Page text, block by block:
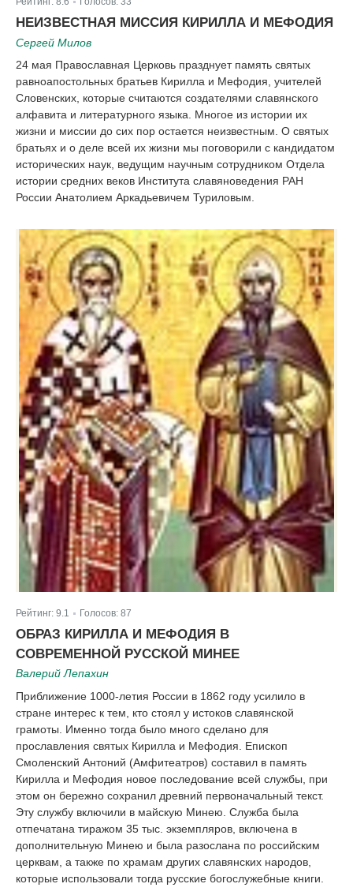
НЕИЗВЕСТНАЯ МИССИЯ КИРИЛЛА И МЕФОДИЯ
Сергей Милов
24 мая Православная Церковь празднует память святых
равноапостольных братьев Кирилла и Мефодия, учителей
Словенских, которые считаются создателями славянского
алфавита и литературного языка. Многое из истории их
жизни и миссии до сих пор остается неизвестным. О святых
братьях и о деле всей их жизни мы поговорили с кандидатом
исторических наук, ведущим научным сотрудником Отдела
истории средних веков Института славяноведения РАН
России Анатолием Аркадьевичем Туриловым.
Рейтинг: 9.1 Голосов: 87
ОБРАЗ КИРИЛЛА И МЕФОДИЯ В
СОВРЕМЕННОЙ РУССКОЙ МИНЕЕ
Валерий Лепахин
Приближение 1000-летия России в 1862 году усилило в
стране интерес к тем, кто стоял у истоков славянской
грамоты. Именно тогда было много сделано для
прославления святых Кирилла и Мефодия. Епископ
Смоленский Антоний (Амфитеатров) составил в память
Кирилла и Мефодия новое последование всей службы, при
этом он бережно сохранил древний первоначальный текст.
Эту службу включили в майскую Минею. Служба была
отпечатана тиражом 35 тыс. экземпляров, включена в
дополнительную Минею и была разослана по российским
церквам, а также по храмам других славянских народов,
которые использовали тогда русские богослужебные книги.